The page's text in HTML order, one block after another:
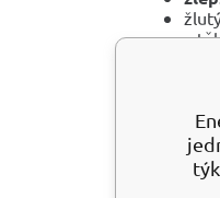
v
Rýhy
Přináší